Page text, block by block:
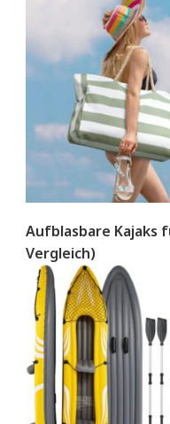
Aufblasbare Kajaks
Vergleich)